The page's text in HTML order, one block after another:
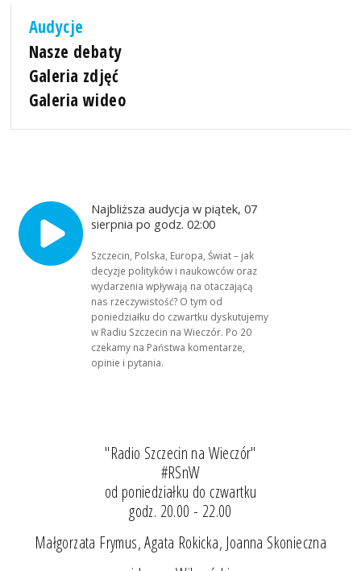
Audycje
Nasze debaty
Galeria zdjęć
Galeria wideo
Najbliższa audycja w piątek, 07
sierpnia po godz. 02:00
Szczecin, Polska, Europa, Świat – jak
decyzje polityków i naukowców oraz
wydarzenia wpływają na otaczającą
nas rzeczywistość? O tym od
poniedziałku do czwartku dyskutujemy
w Radiu Szczecin na Wieczór. Po 20
czekamy na Państwa komentarze,
opinie i pytania.
"Radio Szczecin na Wieczór"
#RSnW
od poniedziałku do czwartku
godz. 20.00 - 22.00
Małgorzata Frymus, Agata Rokicka, Joanna Skonieczna